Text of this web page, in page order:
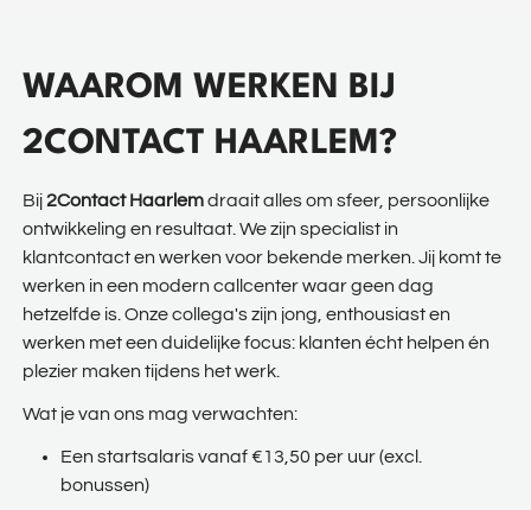
WAAROM WERKEN BIJ
2CONTACT HAARLEM?
Bij2Contact Haarlemdraait alles om sfeer, persoonlijke
ontwikkeling en resultaat. We zijn specialist in
klantcontact en werken voor bekende merken. Jij komt te
werken in een modern callcenter waar geen dag
hetzelfde is. Onze collega's zijn jong, enthousiast en
werken met een duidelijke focus: klanten écht helpen én
plezier maken tijdens het werk.
Wat je van ons mag verwachten:
Een startsalaris vanaf €13,50 per uur (excl.
bonussen)